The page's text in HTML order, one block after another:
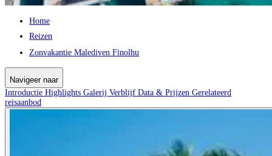
Home
Reizen
Zonvakantie Malediven Finolhu
Navigeer naar
Introductie Highlights Galerij Verblijf Data & Prijzen Gerelateerd
reisaanbod